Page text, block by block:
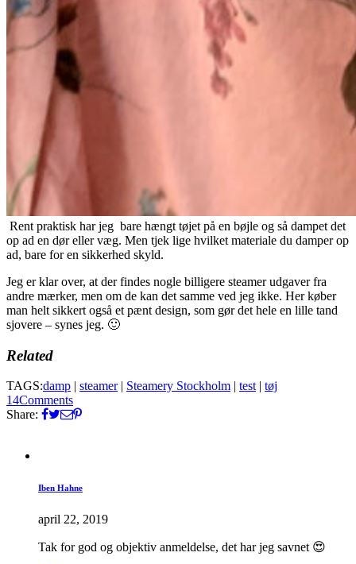
Rent praktisk har jeg bare hængt tøjet på en bøjle og så dampet det
op ad en dør eller væg. Men tjek lige hvilket materiale du damper op
ad, bare for en sikkerhed skyld.
Jeg er klar over, at der findes nogle billigere steamer udgaver fra
andre mærker, men om de kan det samme ved jeg ikke. Her køber
man helt sikkert også et pænt design, som gør det hele en lille tand
sjovere – synes jeg. 🙂
Related
TAGS:damp | steamer| Steamery Stockholm | test | tøj
14Comments
Share:
Iben Hahne
april 22, 2019
Tak for god og objektiv anmeldelse, det har jeg savnet 😍